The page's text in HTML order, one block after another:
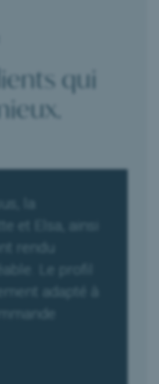
qui
rendu
Le profil
adapté à